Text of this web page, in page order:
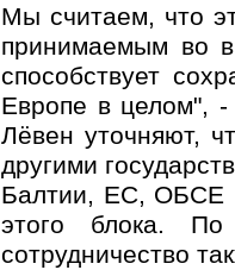
Мы считаем, что
принимаемым во
способствует
Европе в целом",
Лёвен уточняют,
другими
Балтии, ЕС, ОБСЕ
этого блока. По
сотрудничество